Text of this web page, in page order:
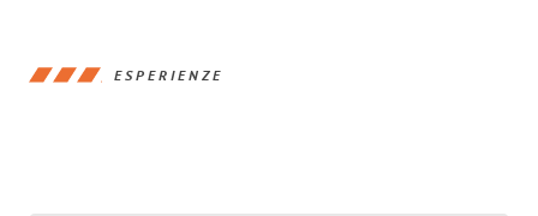
ESPERIENZE